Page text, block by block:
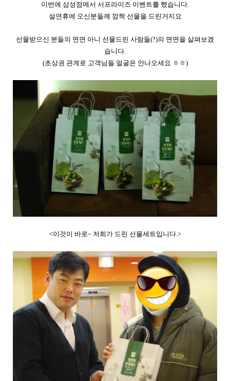
이번에 삼성점에서 서프라이즈 이벤트를 했습니다.
설연휴에 오신분들께 깜짝 선물을 드린거지요
선물받으신 분들의 면면 아니 선물드린 사람들(?)의 면면을 살펴보겠
습니다.
(초상권 관계로 고객님들 얼굴은 안나오세요 ㅎㅎ)
<이것이 바로~ 저희가 드린 선물세트입니다.>